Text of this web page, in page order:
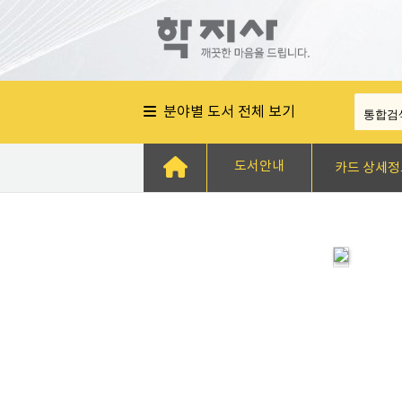
분야별 도서 전체 보기
도서안내 카드 상세